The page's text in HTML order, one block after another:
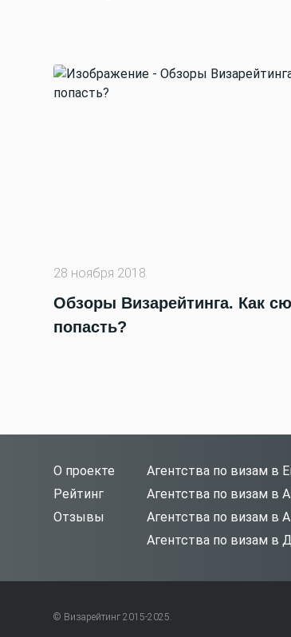
28 ноября 2018
Обзоры Визарейтинга. Как
попасть?
О проекте
Рейтинг
Отзывы
Агентства по визам в
Агентства по визам в
Агентства по визам в
Агентства по визам в
© Визарейтинг 2015-2025.